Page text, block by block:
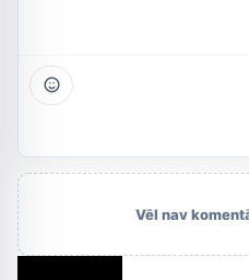
Vēl nav